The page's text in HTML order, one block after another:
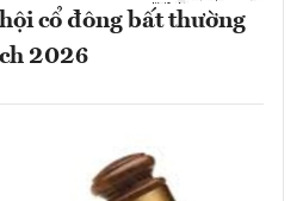
cổ đông bất thường
2026